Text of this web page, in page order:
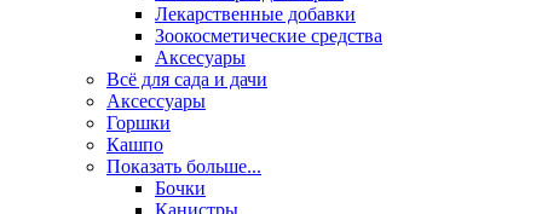
Лекарственные добавки
Зоокосметические средства
Аксесуары
Всё для сада и дачи
Аксессуары
Горшки
Кашпо
Показать больше...
Бочки
Канистры